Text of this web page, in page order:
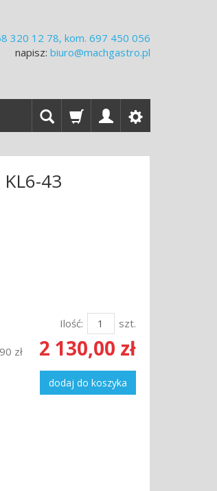
320 12 78, kom. 697 450 056
napisz: biuro@machgastro.pl
43
Ilość: szt.
zł 2 130,00 zł
dodaj do koszyka